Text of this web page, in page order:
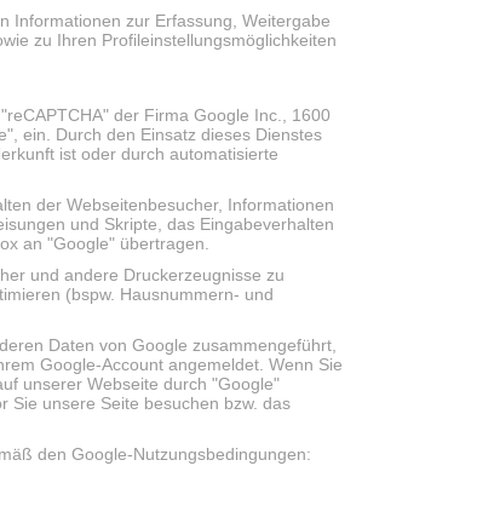
Informationen zur Erfassung, Weitergabe
zu Ihren Profileinstellungsmöglichkeiten
der Firma Google Inc., 1600
ein. Durch den Einsatz dieses Dienstes
ist oder durch automatisierte
der Webseitenbesucher, Informationen
und Skripte, das Eingabeverhalten
an "Google" übertragen.
und andere Druckerzeugnisse zu
(bspw. Hausnummern- und
Daten von Google zusammengeführt,
Google-Account angemeldet. Wenn Sie
unserer Webseite durch "Google"
Sie unsere Seite besuchen bzw. das
den Google-Nutzungsbedingungen: